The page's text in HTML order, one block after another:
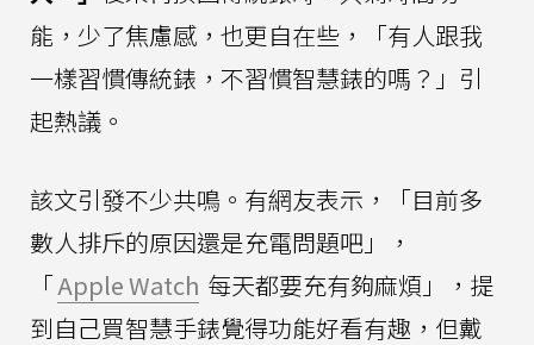
能，少了焦慮感，也更自在些，「有人跟我
一樣習慣傳統錶，不習慣智慧錶的嗎？」引
起熱議。
該文引發不少共鳴。有網友表示，「目前多
數人排斥的原因還是充電問題吧」，
「Apple Watch 每天都要充有夠麻煩」，提
到自己買智慧手錶覺得功能好看有趣，但戴